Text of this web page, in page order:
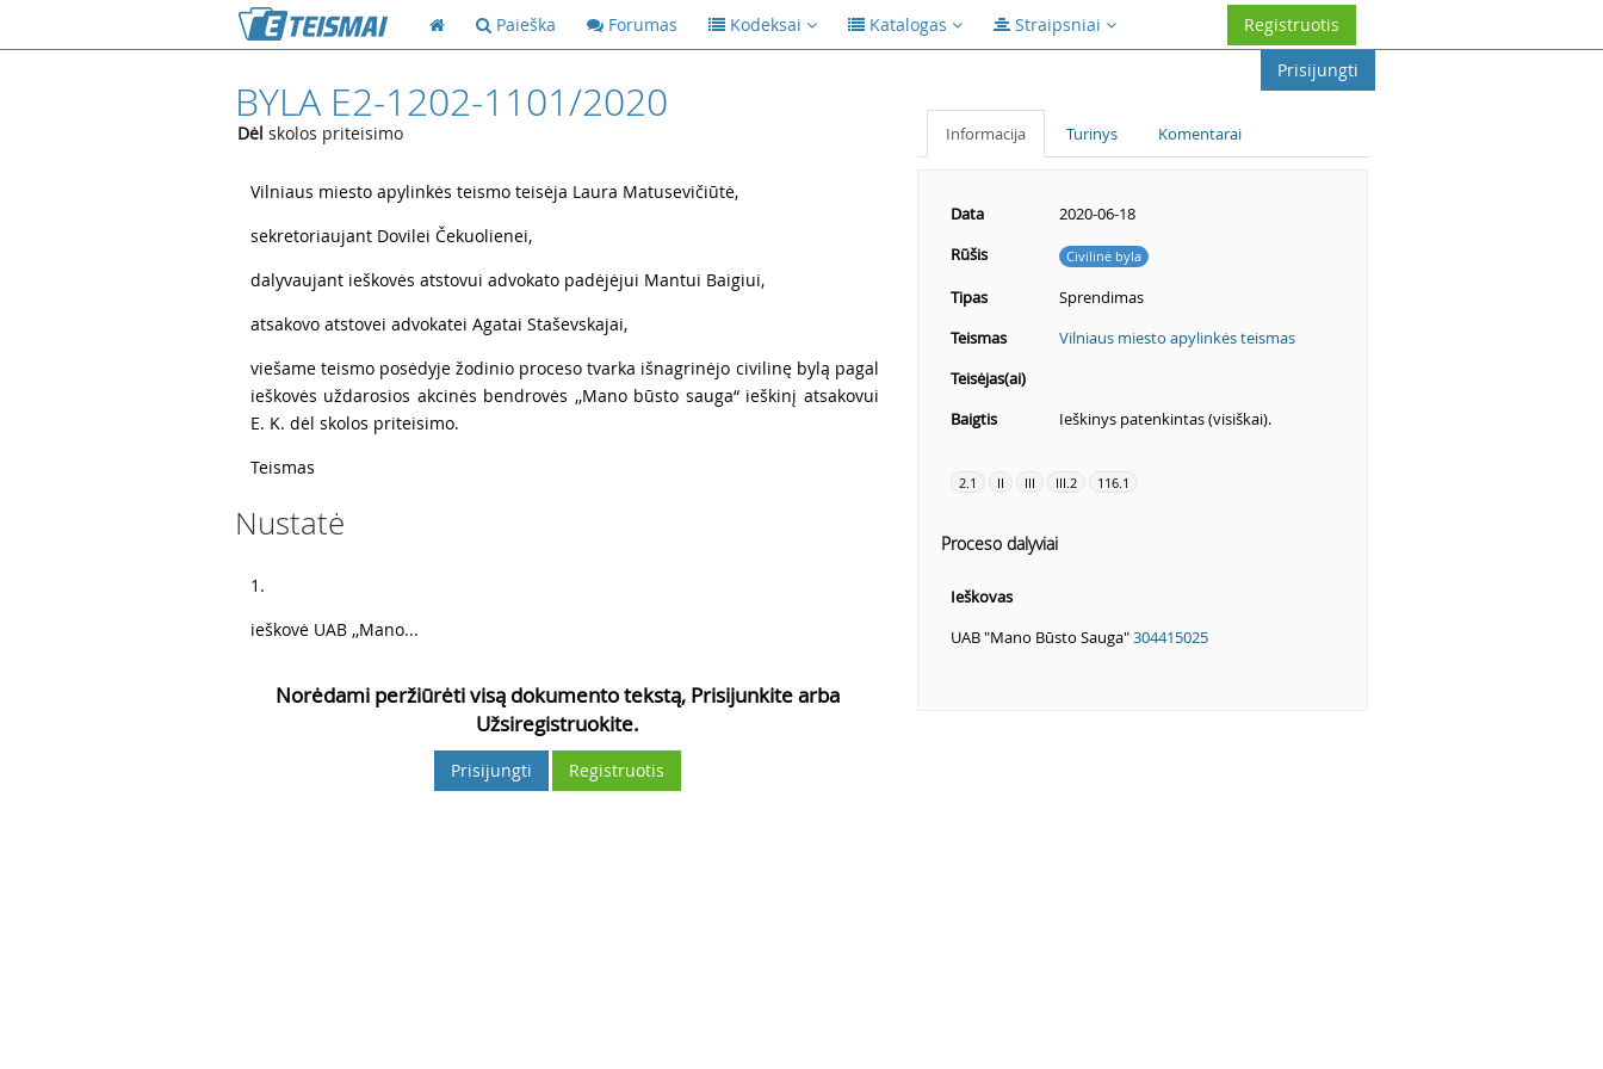
Paieška Forumas Kodeksai Katalogas Straipsniai
Registruotis
Prisijungti
BYLA E2-1202-1101/2020
Dėl skolos priteisimo
Vilniaus miesto apylinkės teismo teisėja Laura Matusevičiūtė,
sekretoriaujant Dovilei Čekuolienei,
dalyvaujant ieškovės atstovui advokato padėjėjui Mantui Baigiui,
atsakovo atstovei advokatei Agatai Staševskajai,
viešame teismo posėdyje žodinio proceso tvarka išnagrinėjo civilinę bylą pagal
ieškovės uždarosios akcinės bendrovės ,,Mano būsto sauga“ ieškinį atsakovui
E. K. dėl skolos priteisimo.
Teismas
Nustatė
1.
ieškovė UAB ,,Mano...
Norėdami peržiūrėti visą dokumento tekstą, Prisijunkite arba
Užsiregistruokite.
Prisijungti Registruotis
Informacija Turinys Komentarai
Data
2020-06-18
Rūšis
Civilinė byla
Tipas
Sprendimas
Teismas
Vilniaus miesto apylinkės teismas
Teisėjas(ai)
Baigtis
Ieškinys patenkintas (visiškai).
2.1 II III III.2 116.1
Proceso dalyviai
Ieškovas
UAB "Mano Būsto Sauga"304415025